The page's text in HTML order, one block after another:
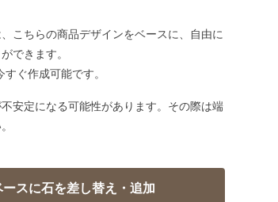
こちらの商品デザインをベースに、自由に
できます。
ぐ作成可能です。
安定になる可能性があります。その際は端